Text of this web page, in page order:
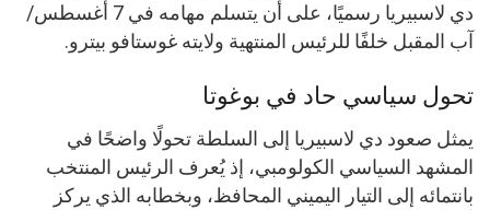
دي لاسبيريا رسميًا، على أن يتسلم مهامه في 7 أغسطس/
آب المقبل خلفًا للرئيس المنتهية ولايته غوستافو بيترو.
تحول سياسي حاد في بوغوتا
يمثل صعود دي لاسبيريا إلى السلطة تحولًا واضحًا في
المشهد السياسي الكولومبي، إذ يُعرف الرئيس المنتخب
بانتمائه إلى التيار اليميني المحافظ، وبخطابه الذي يركز